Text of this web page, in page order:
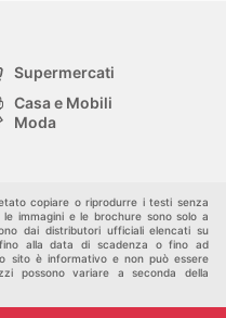
Supermercati
Casa e Mobili
Moda
copiare o riprodurre i testi senza
immagini e le brochure sono solo a
dai distributori ufficiali elencati su
alla data di scadenza o fino ad
sito è informativo e non può essere
possono variare a seconda della